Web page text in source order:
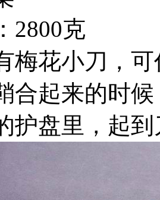
2800克
梅花小刀，
合起来的时
护盘里，起